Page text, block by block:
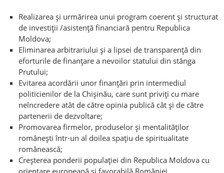
Realizarea și urmărirea unui program coerent și structurat
de investiții /asistență financiară pentru Republica
Moldova;
Eliminarea arbitrariului și a lipsei de transparență din
eforturile de finanțare a nevoilor statului din stânga
Prutului;
Evitarea acordării unor finanțări prin intermediul
politicienilor de la Chișinău, care sunt priviți cu mare
neîncredere atât de către opinia publică cât și de către
partenerii de dezvoltare;
Promovarea firmelor, produselor și mentalităților
românești într-un al doilea spațiu de spiritualitate
românească;
Creșterea ponderii populației din Republica Moldova cu
orientare europeană și favorabilă României.